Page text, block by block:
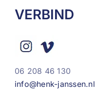
VERBIND
06 208 46 130
info@henk-janssen.nl